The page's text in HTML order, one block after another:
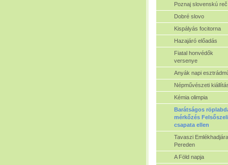
Poznaj slovenskú reč
Dobré slovo
Kispályás focitorna
Hazajáró előadás
Fiatal honvédők
versenye
Anyák napi
Népművészeti
Kémia olimpia
Barátságos
mérkőzés Felsőszeli
csapata ellen
Tavaszi
Pereden
A Föld napja